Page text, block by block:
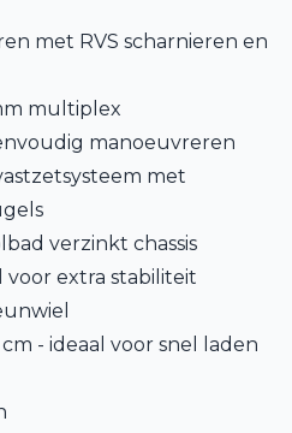
met RVS scharnieren en
multiplex
manoeuvreren
met
verzinkt chassis
extra stabiliteit
- ideaal voor snel laden